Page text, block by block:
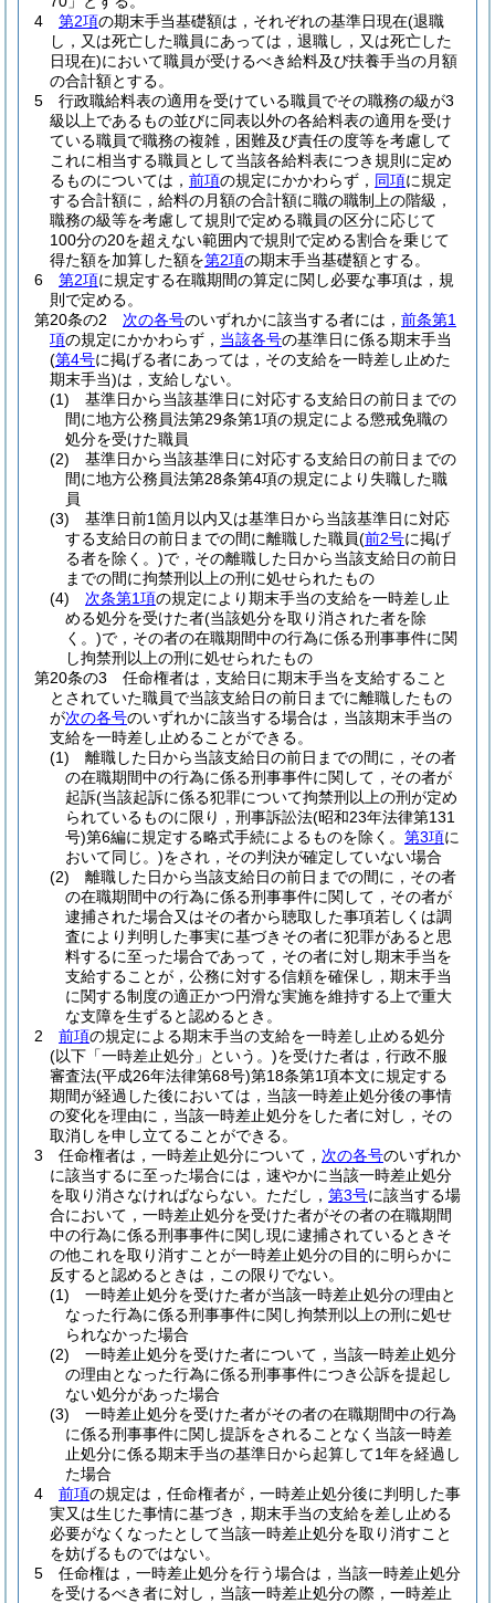
4
第2項の期末手当基礎額は，それぞれの基準日現在(退職
し，又は死亡した職員にあっては，退職し，又は死亡した
日現在)において職員が受けるべき給料及び扶養手当の月額
の合計額とする。
5
行政職給料表の適用を受けている職員でその職務の級が3
級以上であるもの並びに同表以外の各給料表の適用を受け
ている職員で職務の複雑，困難及び責任の度等を考慮して
これに相当する職員として当該各給料表につき規則に定め
るものについては， 前項の規定にかかわらず， 同項に規定
する合計額に，給料の月額の合計額に職の職制上の階級，
職務の級等を考慮して規則で定める職員の区分に応じて
100分の20を超えない範囲内で規則で定める割合を乗じて
得た額を加算した額を第2項の期末手当基礎額とする。
6
第2項に規定する在職期間の算定に関し必要な事項は，規
則で定める。
第20条の2
次の各号のいずれかに該当する者には， 前条第1
項の規定にかかわらず， 当該各号の基準日に係る期末手当
(第4号に掲げる者にあっては，その支給を一時差し止めた
期末手当)は，支給しない。
(1)
基準日から当該基準日に対応する支給日の前日までの
間に地方公務員法第29条第1項の規定による懲戒免職の
処分を受けた職員
(2)
基準日から当該基準日に対応する支給日の前日までの
間に地方公務員法第28条第4項の規定により失職した職
員
(3)
基準日前1箇月以内又は基準日から当該基準日に対応
する支給日の前日までの間に離職した職員(前2号に掲げ
る者を除く。)で，その離職した日から当該支給日の前日
までの間に拘禁刑以上の刑に処せられたもの
(4)
次条第1項の規定により期末手当の支給を一時差し止
める処分を受けた者(当該処分を取り消された者を除
く。)で，その者の在職期間中の行為に係る刑事事件に関
し拘禁刑以上の刑に処せられたもの
第20条の3
任命権者は，支給日に期末手当を支給すること
とされていた職員で当該支給日の前日までに離職したもの
が次の各号のいずれかに該当する場合は，当該期末手当の
支給を一時差し止めることができる。
(1)
離職した日から当該支給日の前日までの間に，その者
の在職期間中の行為に係る刑事事件に関して，その者が
起訴(当該起訴に係る犯罪について拘禁刑以上の刑が定め
られているものに限り，刑事訴訟法(昭和23年法律第131
号)第6編に規定する略式手続によるものを除く。 第3項に
おいて同じ。)をされ，その判決が確定していない場合
(2)
離職した日から当該支給日の前日までの間に，その者
の在職期間中の行為に係る刑事事件に関して，その者が
逮捕された場合又はその者から聴取した事項若しくは調
査により判明した事実に基づきその者に犯罪があると思
料するに至った場合であって，その者に対し期末手当を
支給することが，公務に対する信頼を確保し，期末手当
に関する制度の適正かつ円滑な実施を維持する上で重大
な支障を生ずると認めるとき。
2
前項の規定による期末手当の支給を一時差し止める処分
(以下「一時差止処分」という。)を受けた者は，行政不服
審査法(平成26年法律第68号)第18条第1項本文に規定する
期間が経過した後においては，当該一時差止処分後の事情
の変化を理由に，当該一時差止処分をした者に対し，その
取消しを申し立てることができる。
3
任命権者は，一時差止処分について， 次の各号のいずれか
に該当するに至った場合には，速やかに当該一時差止処分
を取り消さなければならない。 ただし， 第3号に該当する場
合において，一時差止処分を受けた者がその者の在職期間
中の行為に係る刑事事件に関し現に逮捕されているときそ
の他これを取り消すことが一時差止処分の目的に明らかに
反すると認めるときは，この限りでない。
(1)
一時差止処分を受けた者が当該一時差止処分の理由と
なった行為に係る刑事事件に関し拘禁刑以上の刑に処せ
られなかった場合
(2)
一時差止処分を受けた者について，当該一時差止処分
の理由となった行為に係る刑事事件につき公訴を提起し
ない処分があった場合
(3)
一時差止処分を受けた者がその者の在職期間中の行為
に係る刑事事件に関し提訴をされることなく当該一時差
止処分に係る期末手当の基準日から起算して1年を経過し
た場合
4
前項の規定は，任命権者が，一時差止処分後に判明した事
実又は生じた事情に基づき，期末手当の支給を差し止める
必要がなくなったとして当該一時差止処分を取り消すこと
を妨げるものではない。
5
任命権は，一時差止処分を行う場合は，当該一時差止処分
を受けるべき者に対し，当該一時差止処分の際，一時差止